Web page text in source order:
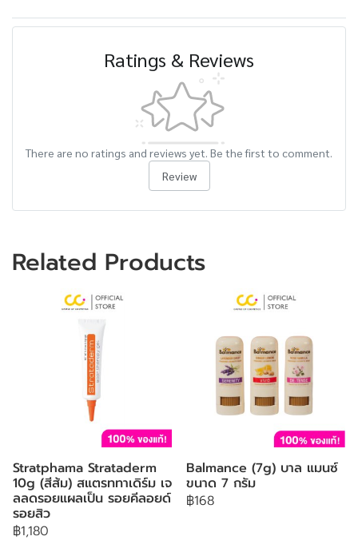
Ratings & Reviews
There are no ratings and reviews yet. Be the first to comment.
Review
Related Products
Stratphama Strataderm
10g (สีส้ม) สแตรททาเดิร์ม เจ
ลลดรอยแผลเป็น รอยคีลอยด์
รอยสิว
฿1,180
Balmance (7g) บาล แมนซ์
ขนาด 7 กรัม
฿168